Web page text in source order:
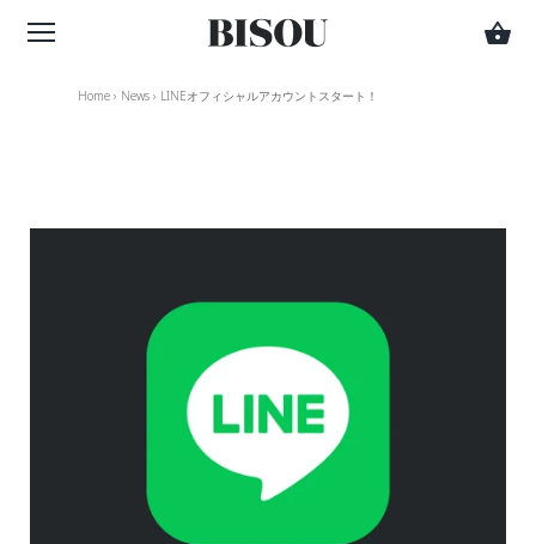
Home › News › LINEオフィシャルアカウントスタート！